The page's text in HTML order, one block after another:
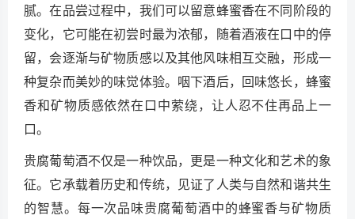
腻。在品尝过程中，我们可以留意蜂蜜香在不同阶段的
变化，它可能在初尝时最为浓郁，随着酒液在口中的停
留，会逐渐与矿物质感以及其他风味相互交融，形成一
种复杂而美妙的味觉体验。咽下酒后，回味悠长，蜂蜜
香和矿物质感依然在口中萦绕，让人忍不住再品上一
口。
贵腐葡萄酒不仅是一种饮品，更是一种文化和艺术的象
征。它承载着历史和传统，见证了人类与自然和谐共生
的智慧。每一次品味贵腐葡萄酒中的蜂蜜香与矿物质